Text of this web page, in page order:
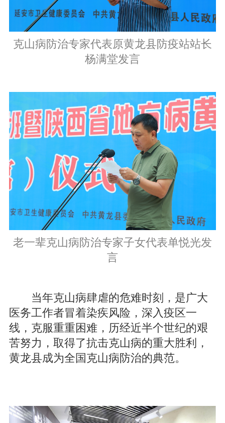
克山病防治专家代表原黄龙县防疫站站长
杨满堂发言
老一辈克山病防治专家子女代表单悦光发
言
当年克山病肆虐的危难时刻，是广大
医务工作者冒着染疾风险，深入疫区一
线，克服重重困难，历经近半个世纪的艰
苦努力，取得了抗击克山病的重大胜利，
黄龙县成为全国克山病防治的典范。